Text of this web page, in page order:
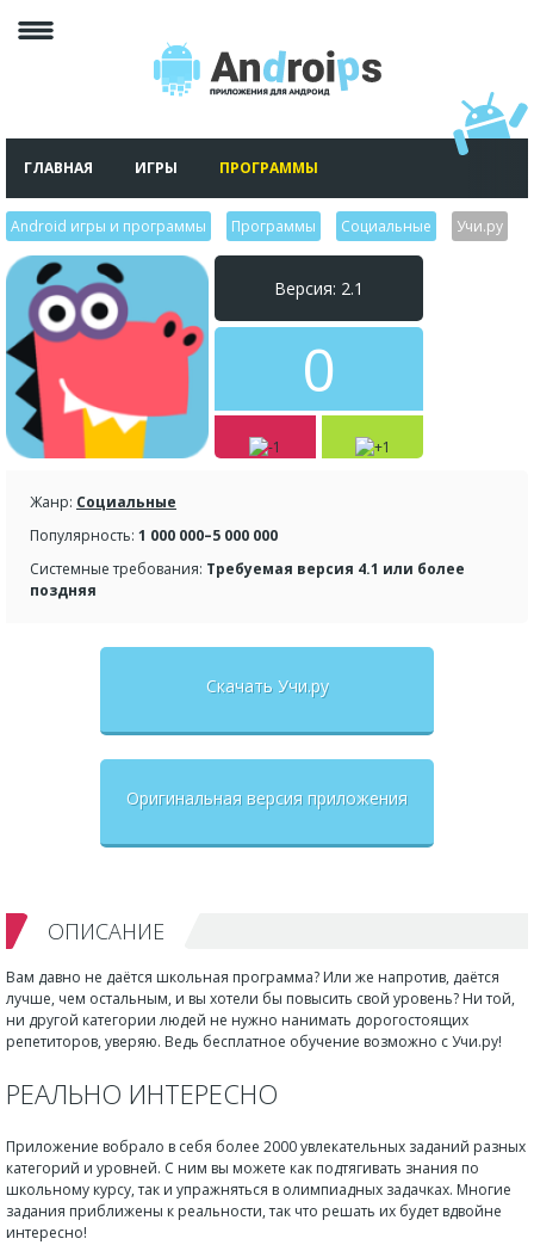
ГЛАВНАЯ ИГРЫ ПРОГРАММЫ
Android игры и программы Программы Социальные Учи.ру
Версия: 2.1
0
Жанр: Социальные
Популярность: 1 000 000–5 000 000
Системные требования: Требуемая версия 4.1 или более
поздняя
Скачать Учи.ру
Оригинальная версия приложения
ОПИСАНИЕ
Вам давно не даётся школьная программа? Или же напротив, даётся
лучше, чем остальным, и вы хотели бы повысить свой уровень? Ни той,
ни другой категории людей не нужно нанимать дорогостоящих
репетиторов, уверяю. Ведь бесплатное обучение возможно с Учи.ру!
РЕАЛЬНО ИНТЕРЕСНО
Приложение вобрало в себя более 2000 увлекательных заданий разных
категорий и уровней. С ним вы можете как подтягивать знания по
школьному курсу, так и упражняться в олимпиадных задачках. Многие
задания приближены к реальности, так что решать их будет вдвойне
интересно!